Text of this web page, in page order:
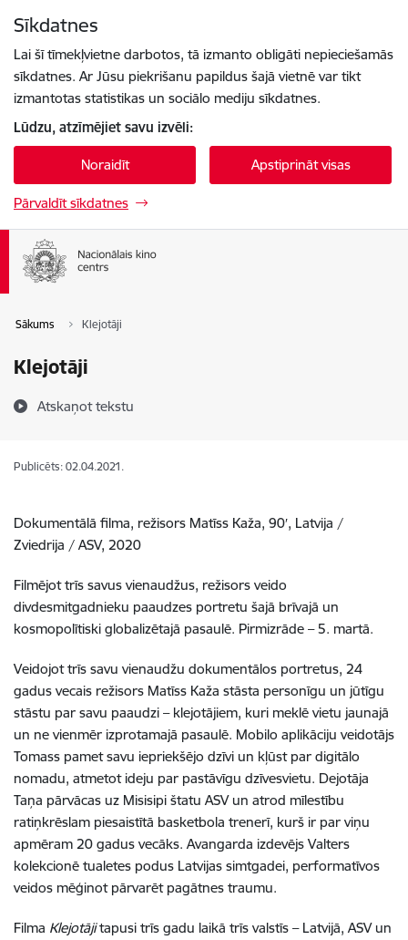
Sīkdatnes
Lai šī tīmekļvietne darbotos, tā izmanto obligāti nepieciešamās
sīkdatnes. Ar Jūsu piekrišanu papildus šajā vietnē var tikt
izmantotas statistikas un sociālo mediju sīkdatnes.
Lūdzu, atzīmējiet savu izvēli:
Noraidīt Apstiprināt visas
Pārvaldīt sīkdatnes
Sākums Klejotāji
Klejotāji
Atskaņot tekstu
Publicēts: 02.04.2021.
Dokumentālā filma, režisors Matīss Kaža, 90′, Latvija /
Zviedrija / ASV, 2020
Filmējot trīs savus vienaudžus, režisors veido
divdesmitgadnieku paaudzes portretu šajā brīvajā un
kosmopolītiski globalizētajā pasaulē. Pirmizrāde – 5. martā.
Veidojot trīs savu vienaudžu dokumentālos portretus, 24
gadus vecais režisors Matīss Kaža stāsta personīgu un jūtīgu
stāstu par savu paaudzi – klejotājiem, kuri meklē vietu jaunajā
un ne vienmēr izprotamajā pasaulē. Mobilo aplikāciju veidotājs
Tomass pamet savu iepriekšējo dzīvi un kļūst par digitālo
nomadu, atmetot ideju par pastāvīgu dzīvesvietu. Dejotāja
Taņa pārvācas uz Misisipi štatu ASV un atrod mīlestību
ratiņkrēslam piesaistītā basketbola trenerī, kurš ir par viņu
apmēram 20 gadus vecāks. Avangarda izdevējs Valters
kolekcionē tualetes podus Latvijas simtgadei, performatīvos
veidos mēģinot pārvarēt pagātnes traumu.
Filma Klejotājitapusi trīs gadu laikā trīs valstīs – Latvijā, ASV un